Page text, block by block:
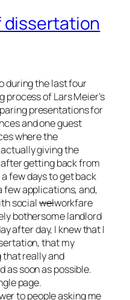
dissertation
during the last four
of Lars Meier’s
presentations for
and one guest
where the
giving the
getting back from
few days to get back
few applications, and,
socialwelworkfare
bothersome landlord
after day, I knew that I
that my
really and
as soon as possible.
page.
to people asking me